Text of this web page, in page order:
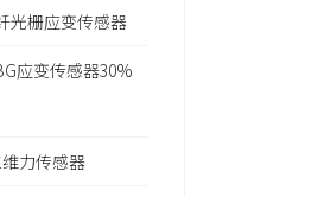
光栅应变传感器
应变传感器30%
力传感器